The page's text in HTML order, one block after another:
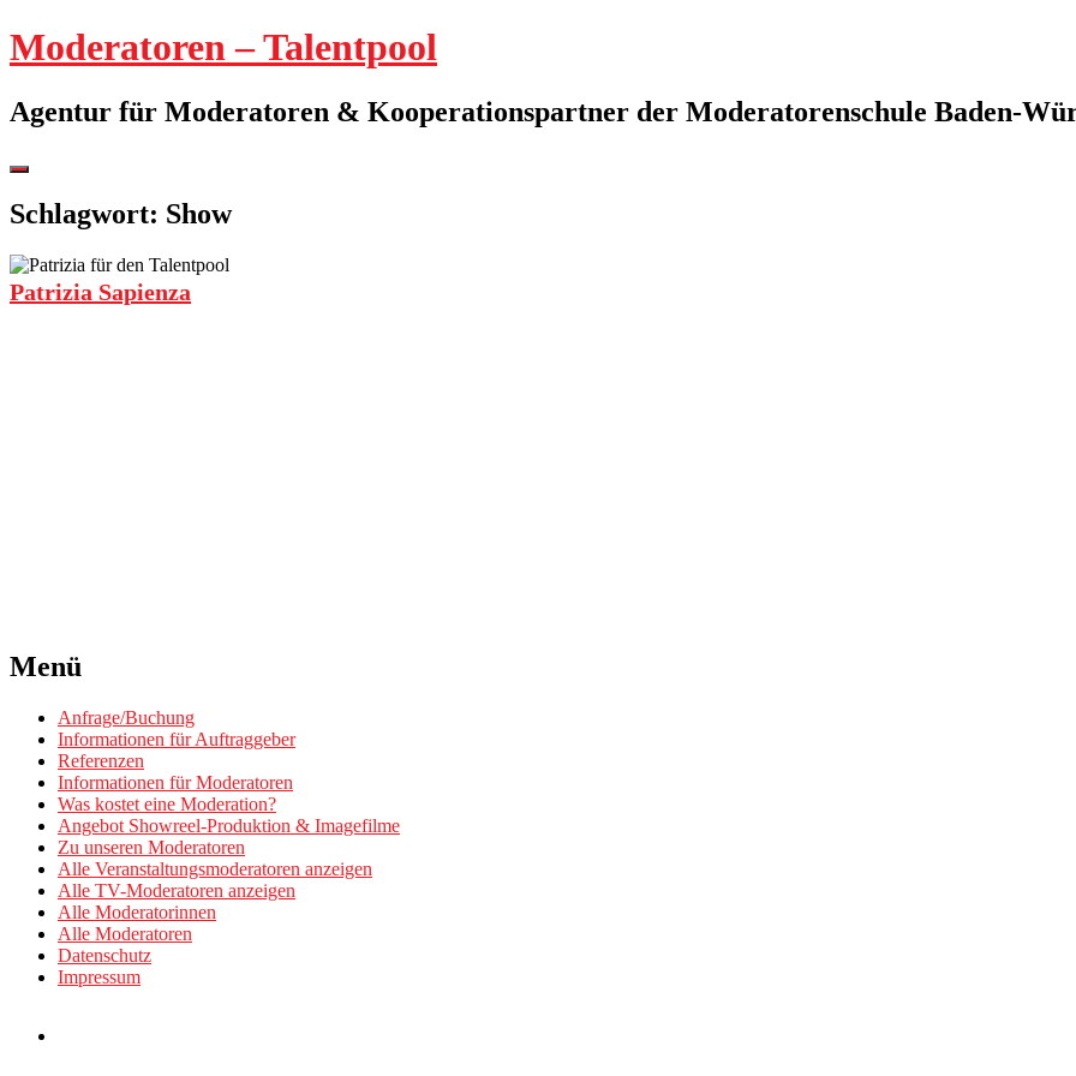
Springe
zum
Moderatoren – Talentpool
Agentur für Moderatoren & Kooperationspartner der Moderatorenschule Baden-
Seitenleiste
Schlagwort: Show
Patrizia Sapienza
Menü
Anfrage/Buchung
Informationen für Auftraggeber
Referenzen
Informationen für Moderatoren
Was kostet eine Moderation?
Angebot Showreel-Produktion & Imagefilme
Zu unseren Moderatoren
Alle Veranstaltungsmoderatoren anzeigen
Alle TV-Moderatoren anzeigen
Alle Moderatorinnen
Alle Moderatoren
Datenschutz
Impressum